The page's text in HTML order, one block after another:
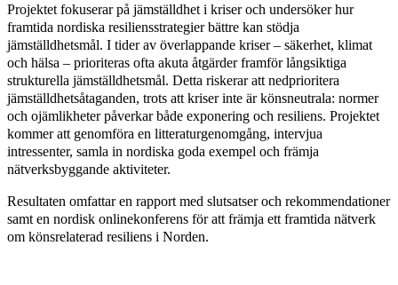
Projektet fokuserar på jämställdhet i kriser och undersöker hur
framtida nordiska resiliensstrategier bättre kan stödja
jämställdhetsmål. I tider av överlappande kriser – säkerhet, klimat
och hälsa – prioriteras ofta akuta åtgärder framför långsiktiga
strukturella jämställdhetsmål. Detta riskerar att nedprioritera
jämställdhetsåtaganden, trots att kriser inte är könsneutrala: normer
och ojämlikheter påverkar både exponering och resiliens. Projektet
kommer att genomföra en litteraturgenomgång, intervjua
intressenter, samla in nordiska goda exempel och främja
nätverksbyggande aktiviteter.
Resultaten omfattar en rapport med slutsatser och rekommendationer
samt en nordisk onlinekonferens för att främja ett framtida nätverk
om könsrelaterad resiliens i Norden.